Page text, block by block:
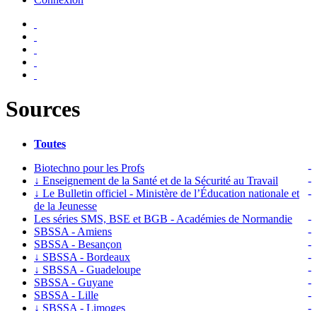
Sources
Toutes
-
Biotechno pour les Profs
-
↓ Enseignement de la Santé et de la Sécurité au Travail
-
↓ Le Bulletin officiel - Ministère de l’Éducation nationale et
de la Jeunesse
-
Les séries SMS, BSE et BGB - Académies de Normandie
-
SBSSA - Amiens
-
SBSSA - Besançon
-
↓ SBSSA - Bordeaux
-
↓ SBSSA - Guadeloupe
-
SBSSA - Guyane
-
SBSSA - Lille
-
↓ SBSSA - Limoges